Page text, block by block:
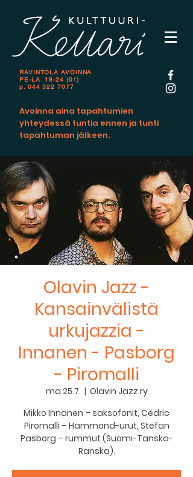
RAVINTOLA AVOINNA
PE-LA 18-24 (01)
p. 044 322 7077
Avoinna aina tapahtumien
yhteydessä tuntia ennen ja tunti
tapahtuman jälkeen.
Olavin Jazz -
Kansainvälistä
urkujazzia -
Innanen - Pasborg
- Piromalli
ma 25.7.
  |
Olavin Jazz ry
Mikko Innanen – saksofonit, Cédric
Piromalli – Hammond-urut, Stefan
Pasborg – rummut (Suomi-Tanska-
Ranska).